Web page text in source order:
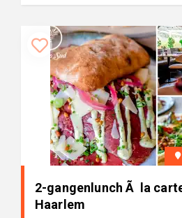
2-gangenlunch Ã la
Haarlem